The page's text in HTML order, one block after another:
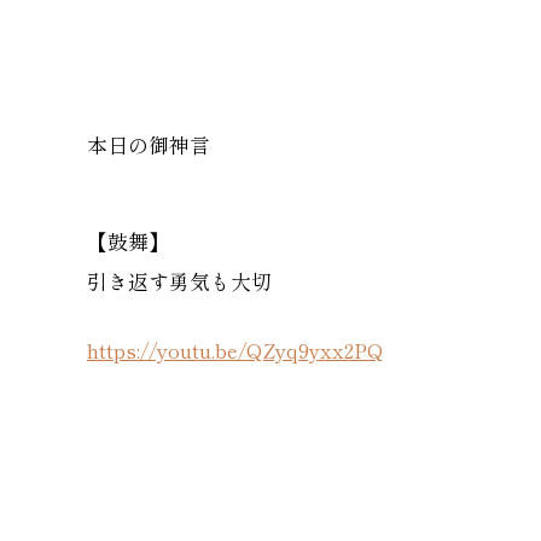
本日の御神言
【鼓舞】
引き返す勇気も大切
https://youtu.be/QZyq9yxx2PQ